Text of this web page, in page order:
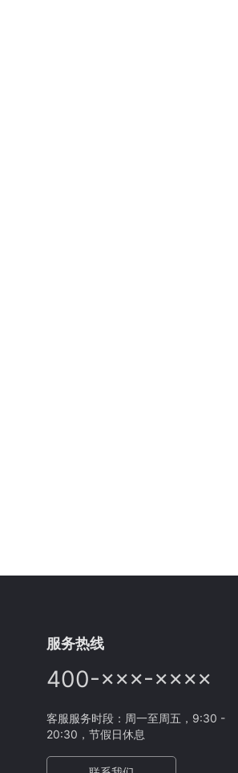
服务热线
400-×××-××××
客服服务时段：周一至周五，9:30 -
20:30，节假日休息